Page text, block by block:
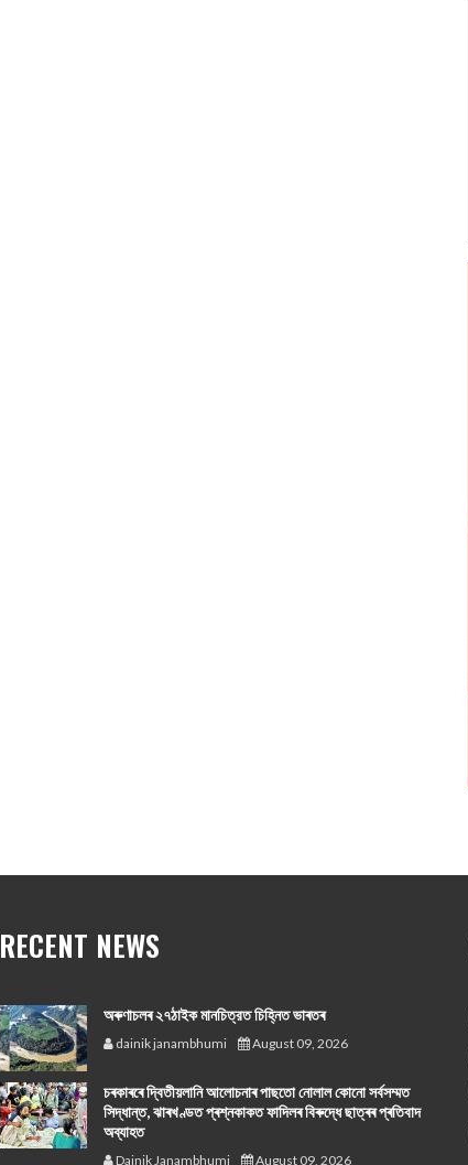
RECENT NEWS
অৰুণাচলৰ ২৭ঠাইক মানচিত্রত চিহ্নিত ভাৰতৰ
dainik janambhumi August 09, 2026
চৰকাৰৰে দ্বিতীয়লানি আলোচনাৰ পাছতো নোলাল কোনো সর্বসম্মত
সিদ্ধান্ত, ঝাৰখণ্ডত প্ৰশ্নকাকত ফাদিলৰ বিৰুদ্ধে ছাত্ৰৰ প্ৰতিবাদ
অব্যাহত
Dainik Janambhumi August 09, 2026